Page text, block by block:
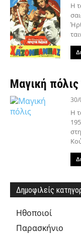
Η
Μαγική
30/
Η
Δημοφιλείς
Hθοποιοί
Παρασκήνιο